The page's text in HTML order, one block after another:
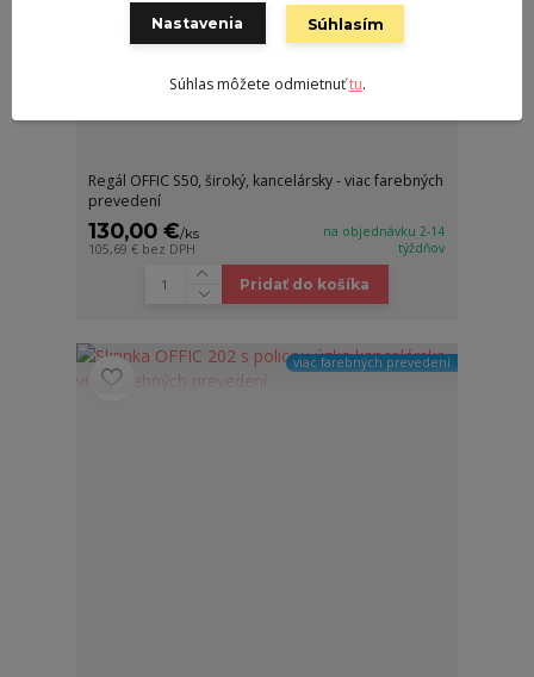
Regál OFFIC S50, široký, kancelársky - viac farebných
prevedení
130,00 €/ks
105,69 € bez DPH
na objednávku 2-14
týždňov
Pridať do košíka
viac farebných prevedení
Nastavenia Súhlasím
Súhlas môžete odmietnuťtu.